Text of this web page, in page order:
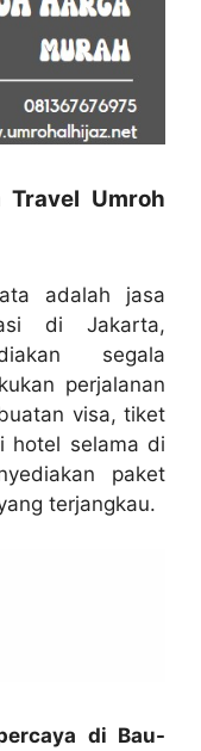
Umroh
adalah jasa
di Jakarta,
segala
perjalanan
visa, tiket
hotel selama di
paket
terjangkau.
di Bau-